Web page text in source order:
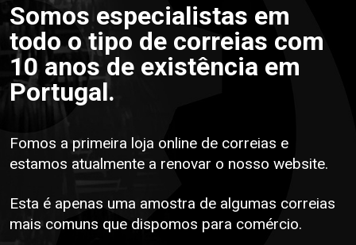
Somos especialistas em
todo o tipo de correias com
10 anos de existência em
Portugal.
Fomos a primeira loja online de correias e
estamos atualmente a renovar o nosso website.
Esta é apenas uma amostra de algumas correias
mais comuns que dispomos para comércio.